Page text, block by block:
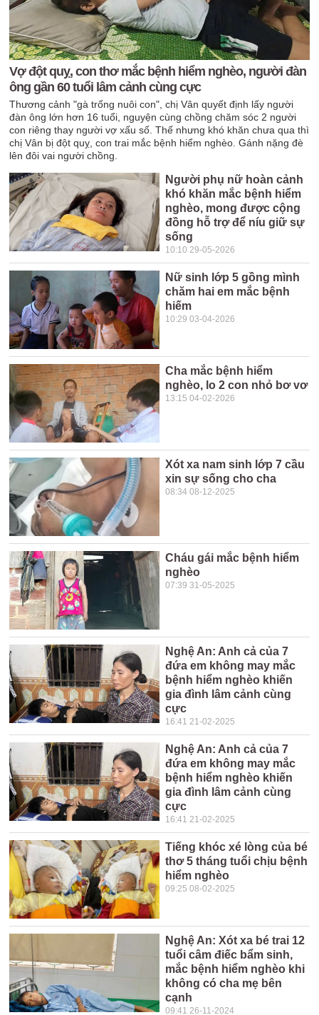
Vợ đột quỵ, con thơ mắc bệnh hiểm nghèo, người đàn
ông gần 60 tuổi lâm cảnh cùng cực
Thương cảnh "gà trống nuôi con", chị Vân quyết định lấy người
đàn ông lớn hơn 16 tuổi, nguyện cùng chồng chăm sóc 2 người
con riêng thay người vợ xấu số. Thế nhưng khó khăn chưa qua thì
chị Vân bị đột quỵ, con trai mắc bệnh hiểm nghèo. Gánh nặng đè
lên đôi vai người chồng.
Người phụ nữ hoàn cảnh
khó khăn mắc bệnh hiểm
nghèo, mong được cộng
đồng hỗ trợ để níu giữ sự
sống
10:10 29-05-2026
Nữ sinh lớp 5 gồng mình
chăm hai em mắc bệnh
hiếm
10:29 03-04-2026
Cha mắc bệnh hiểm
nghèo, lo 2 con nhỏ bơ vơ
13:15 04-02-2026
Xót xa nam sinh lớp 7 cầu
xin sự sống cho cha
08:34 08-12-2025
Cháu gái mắc bệnh hiểm
nghèo
07:39 31-05-2025
Nghệ An: Anh cả của 7
đứa em không may mắc
bệnh hiểm nghèo khiến
gia đình lâm cảnh cùng
cực
16:41 21-02-2025
Nghệ An: Anh cả của 7
đứa em không may mắc
bệnh hiểm nghèo khiến
gia đình lâm cảnh cùng
cực
16:41 21-02-2025
Tiếng khóc xé lòng của bé
thơ 5 tháng tuổi chịu bệnh
hiểm nghèo
09:25 08-02-2025
Nghệ An: Xót xa bé trai 12
tuổi câm điếc bẩm sinh,
mắc bệnh hiểm nghèo khi
không có cha mẹ bên
cạnh
09:41 26-11-2024